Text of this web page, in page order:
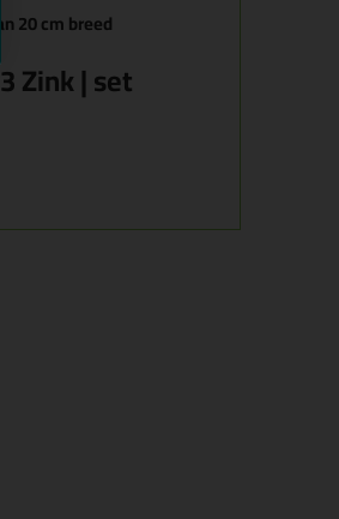
20 cm breed
Zink | set